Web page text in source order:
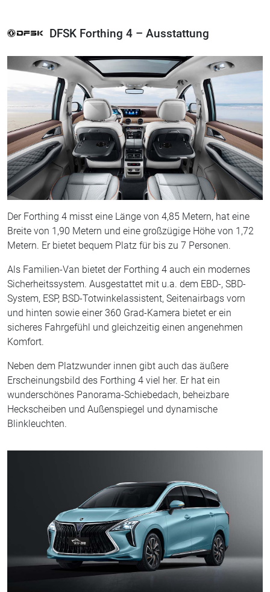
DFSK Forthing 4 – Ausstattung
Der Forthing 4 misst eine Länge von 4,85 Metern, hat eine
Breite von 1,90 Metern und eine großzügige Höhe von 1,72
Metern. Er bietet bequem Platz für bis zu 7 Personen.
Als Familien-Van bietet der Forthing 4 auch ein modernes
Sicherheitssystem. Ausgestattet mit u.a. dem EBD-, SBD-
System, ESP, BSD-Totwinkelassistent, Seitenairbags vorn
und hinten sowie einer 360 Grad-Kamera bietet er ein
sicheres Fahrgefühl und gleichzeitig einen angenehmen
Komfort.
Neben dem Platzwunder innen gibt auch das äußere
Erscheinungsbild des Forthing 4 viel her. Er hat ein
wunderschönes Panorama-Schiebedach, beheizbare
Heckscheiben und Außenspiegel und dynamische
Blinkleuchten.